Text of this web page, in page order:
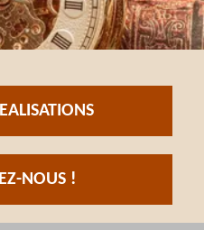
NOUS !